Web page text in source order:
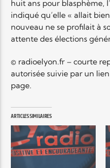
huit ans pour blasphème,
indiqué qu’elle « allait
nouveau ne se profilait à
attente des élections
© radioelyon.fr – courte
autorisée suivie par un
page.
ARTICLES SIMILAIRES